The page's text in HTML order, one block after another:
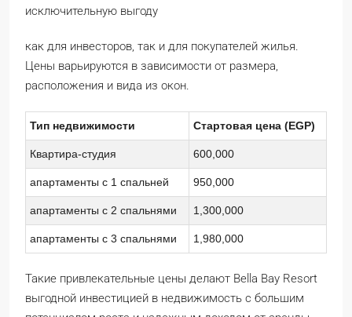
исключительную выгоду
как для инвесторов, так и для покупателей жилья.
Цены варьируются в зависимости от размера,
расположения и вида из окон.
Тип недвижимости Стартовая цена (EGP)
Квартира-студия 600,000
апартаменты с 1 спальней 950,000
апартаменты с 2 спальнями 1,300,000
апартаменты с 3 спальнями 1,980,000
Такие привлекательные цены делают Bella Bay Resort
выгодной инвестицией в недвижимость с большим